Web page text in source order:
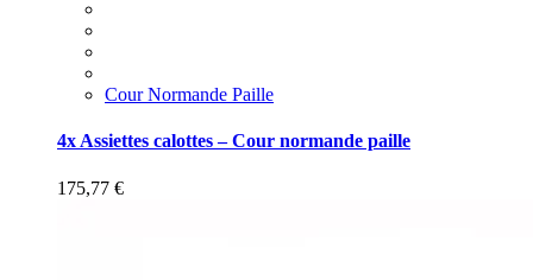
Cour Normande Paille
4x Assiettes calottes – Cour normande paille
175,77 €